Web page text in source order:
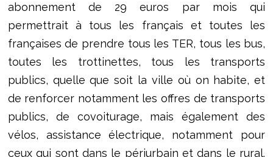
abonnement de 29 euros par mois qui
permettrait à tous les français et toutes les
françaises de prendre tous les TER, tous les bus,
toutes les trottinettes, tous les transports
publics, quelle que soit la ville où on habite, et
de renforcer notamment les offres de transports
publics, de covoiturage, mais également des
vélos, assistance électrique, notamment pour
ceux qui sont dans le périurbain et dans le rural.